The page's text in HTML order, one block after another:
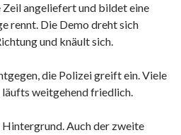
angeliefert und bildet eine
rennt. Die Demo dreht sich
und knäult sich.
die Polizei greift ein. Viele
läufts weitgehend friedlich.
Auch der zweite